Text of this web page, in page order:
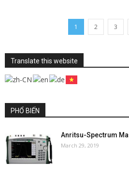
1 2 3
Translate this website
PHỔ BIẾN
Anritsu-Spectrum
March 29, 2019